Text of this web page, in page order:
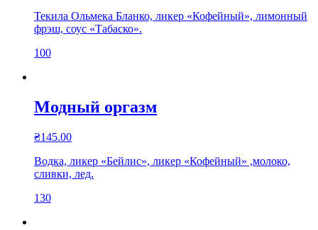
Текила Ольмека Бланко, ликер «Кофейный», лимонный
фрэш, соус «Табаско».
100
Модный оргазм
₴145.00
Водка, ликер «Бейлис», ликер «Кофейный» ,молоко,
сливки, лед.
130